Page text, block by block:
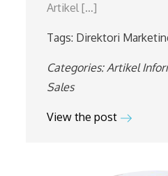
Artikel […]
Tags: Direktori
Categories:Artikel
Sales
View the post